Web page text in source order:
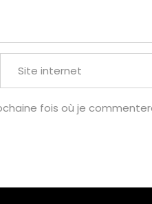
fois où je